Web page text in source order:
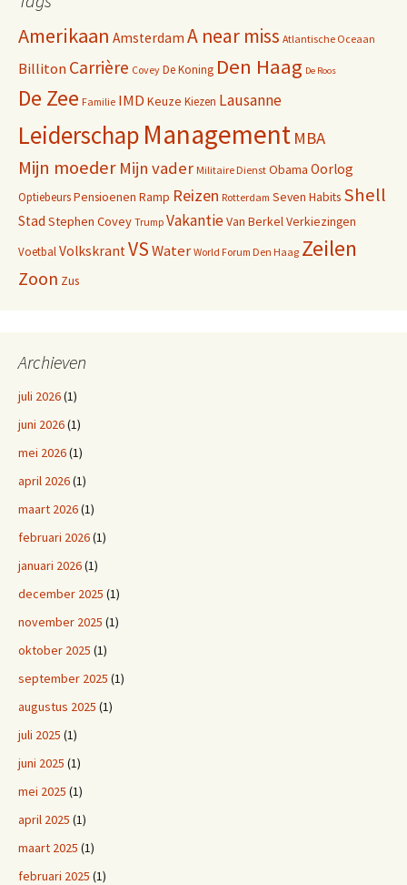
Amerikaan Amsterdam A near miss Atlantische Oceaan
BillitonCarrière Covey De Koning Den Haag De Roos
De Zee Familie IMD Keuze Kiezen Lausanne
Leiderschap Management MBA
Mijn moeder Mijn vader Militaire Dienst Obama Oorlog
OptiebeursPensioenen Ramp Reizen Rotterdam Seven Habits Shell
Stad Stephen Covey Trump VakantieVan BerkelVerkiezingen
VoetbalVolkskrantVSWater World Forum Den Haag Zeilen
Zoon Zus
Archieven
juli 2026(1)
juni 2026(1)
mei 2026(1)
april 2026(1)
maart 2026(1)
februari 2026(1)
januari 2026(1)
december 2025 (1)
november 2025 (1)
oktober 2025 (1)
september 2025 (1)
augustus 2025 (1)
juli 2025 (1)
juni 2025 (1)
mei 2025 (1)
april 2025 (1)
maart 2025 (1)
februari 2025 (1)